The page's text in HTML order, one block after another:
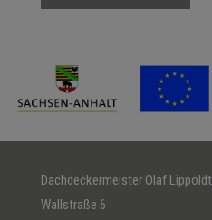
Dachdeckermeister Olaf Lippoldt
Wallstraße 6